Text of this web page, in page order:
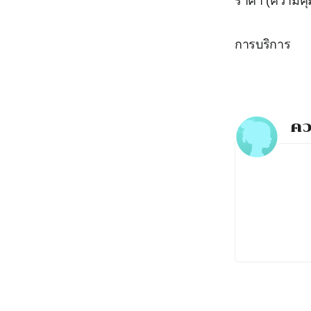
การบริการ
ค